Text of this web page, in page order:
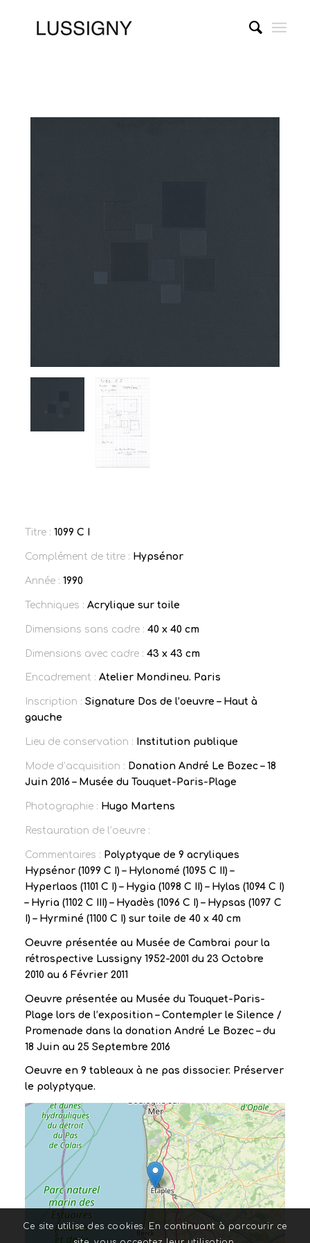
Titre : 1099 C I
Complément de titre : Hypsénor
Année : 1990
Techniques : Acrylique sur toile
Dimensions sans cadre : 40 x 40 cm
Dimensions avec cadre : 43 x 43 cm
Encadrement : Atelier Mondineu. Paris
Inscription : Signature Dos de l’oeuvre – Haut à
gauche
Lieu de conservation : Institution publique
Mode d’acquisition : Donation André Le Bozec – 18
Juin 2016 – Musée du Touquet-Paris-Plage
Photographie : Hugo Martens
Restauration de l’oeuvre :
Commentaires : Polyptyque de 9 acryliques
Hypsénor (1099 C I) – Hylonomé (1095 C II) –
Hyperlaos (1101 C I) – Hygia (1098 C II) – Hylas (1094 C I)
– Hyria (1102 C III) – Hyadès (1096 C I) – Hypsas (1097 C
I) – Hyrminé (1100 C I) sur toile de 40 x 40 cm
Oeuvre présentée au Musée de Cambrai pour la
rétrospective Lussigny 1952-2001 du 23 Octobre
2010 au 6 Février 2011
Oeuvre présentée au Musée du Touquet-Paris-
Plage lors de l’exposition – Contempler le Silence /
Promenade dans la donation André Le Bozec – du
18 Juin au 25 Septembre 2016
Oeuvre en 9 tableaux à ne pas dissocier. Préserver
le polyptyque.
Ce site utilise des cookies. En continuant à parcourir ce